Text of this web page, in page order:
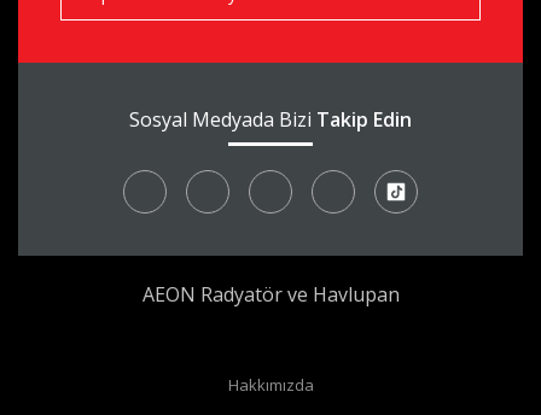
Radyatör borularınız yerden çıkıyor ve radyatörünüzün yan
Sosyal Medyada Bizi Takip Edin
AEON Radyatör ve Havlupan
Hakkımızda